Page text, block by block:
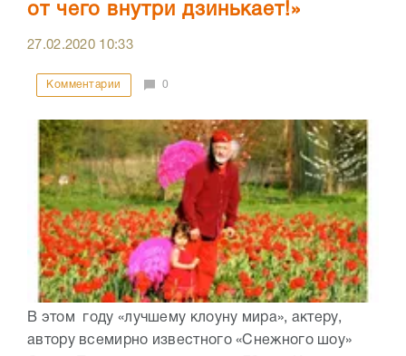
от чего внутри дзинькает!»
27.02.2020 10:33
Комментарии 0
В этом году «лучшему клоуну мира», актеру,
автору всемирно известного «Снежного шоу»